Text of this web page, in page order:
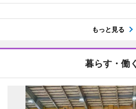
もっと見る
暮らす・働く